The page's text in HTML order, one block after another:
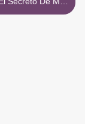
Vecino 3Gp >